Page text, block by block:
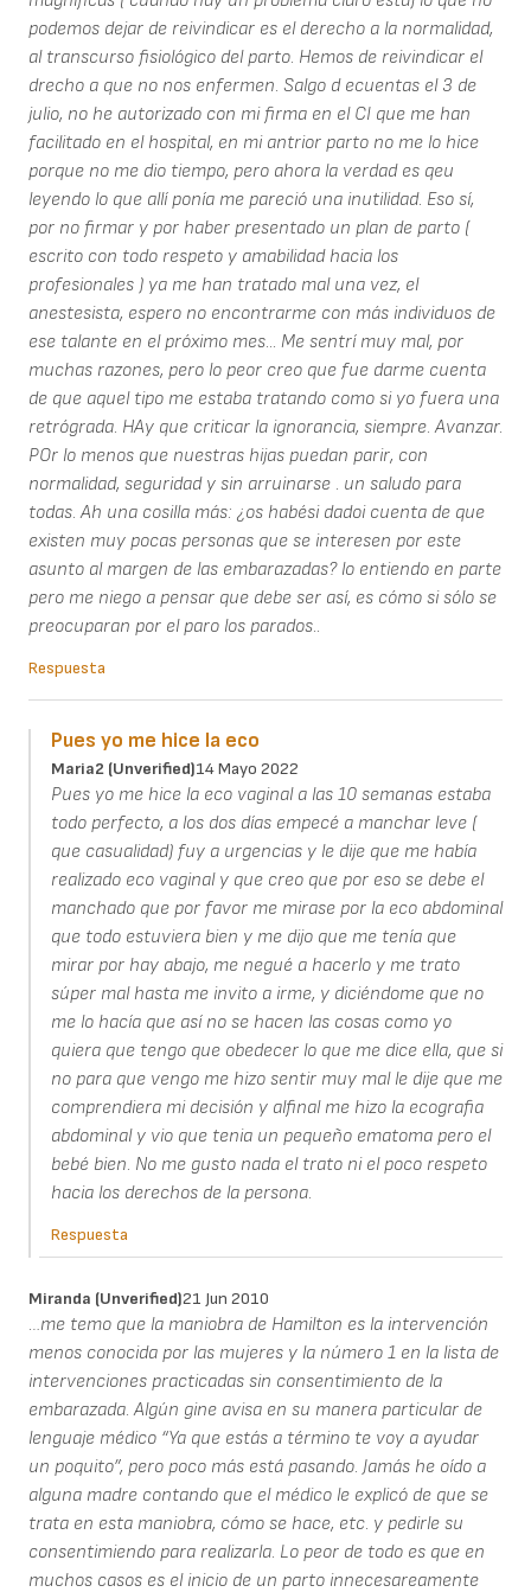
podemos dejar de reivindicar es el derecho a la normalidad,
al transcurso fisiológico del parto. Hemos de reivindicar el
drecho a que no nos enfermen. Salgo d ecuentas el 3 de
julio, no he autorizado con mi firma en el CI que me han
facilitado en el hospital, en mi antrior parto no me lo hice
porque no me dio tiempo, pero ahora la verdad es qeu
leyendo lo que allí ponía me pareció una inutilidad. Eso sí,
por no firmar y por haber presentado un plan de parto (
escrito con todo respeto y amabilidad hacia los
profesionales ) ya me han tratado mal una vez, el
anestesista, espero no encontrarme con más individuos de
ese talante en el próximo mes... Me sentrí muy mal, por
muchas razones, pero lo peor creo que fue darme cuenta
de que aquel tipo me estaba tratando como si yo fuera una
retrógrada. HAy que criticar la ignorancia, siempre. Avanzar.
POr lo menos que nuestras hijas puedan parir, con
normalidad, seguridad y sin arruinarse . un saludo para
todas. Ah una cosilla más: ¿os habési dadoi cuenta de que
existen muy pocas personas que se interesen por este
asunto al margen de las embarazadas? lo entiendo en parte
pero me niego a pensar que debe ser así, es cómo si sólo se
preocuparan por el paro los parados..
Respuesta
Pues yo me hice la eco
Maria2 (unverified)14 Mayo 2022
Pues yo me hice la eco vaginal a las 10 semanas estaba
todo perfecto, a los dos días empecé a manchar leve (
que casualidad) fuy a urgencias y le dije que me había
realizado eco vaginal y que creo que por eso se debe el
manchado que por favor me mirase por la eco abdominal
que todo estuviera bien y me dijo que me tenía que
mirar por hay abajo, me negué a hacerlo y me trato
súper mal hasta me invito a irme, y diciéndome que no
me lo hacía que así no se hacen las cosas como yo
quiera que tengo que obedecer lo que me dice ella, que si
no para que vengo me hizo sentir muy mal le dije que me
comprendiera mi decisión y alfinal me hizo la ecografia
abdominal y vio que tenia un pequeño ematoma pero el
bebé bien. No me gusto nada el trato ni el poco respeto
hacia los derechos de la persona.
Respuesta
Miranda (unverified)21 Jun 2010
…me temo que la maniobra de Hamilton es la intervención
menos conocida por las mujeres y la número 1 en la lista de
intervenciones practicadas sin consentimiento de la
embarazada. Algún gine avisa en su manera particular de
lenguaje médico “Ya que estás a término te voy a ayudar
un poquito”, pero poco más está pasando. Jamás he oído a
alguna madre contando que el médico le explicó de que se
trata en esta maniobra, cómo se hace, etc. y pedirle su
consentimiendo para realizarla. Lo peor de todo es que en
muchos casos es el inicio de un parto innecesareamente